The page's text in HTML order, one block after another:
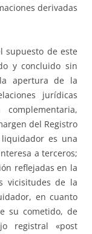
derivadas
supuesto de este
y concluido sin
apertura de la
jurídicas
del Registro
es una
a terceros;
reflejadas en la
vicisitudes de la
en cuanto
su cometido, de
registral «post